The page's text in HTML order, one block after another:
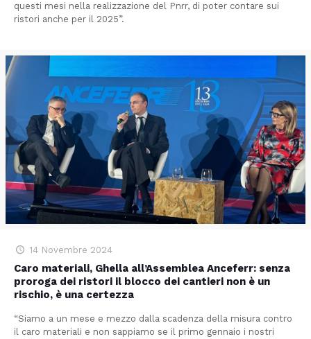
questi mesi nella realizzazione del Pnrr, di poter contare sui
ristori anche per il 2025”.
14 Novembre 2024
Caro materiali, Ghella all’Assemblea Anceferr: senza
proroga dei ristori il blocco dei cantieri non è un
rischio, è una certezza
“Siamo a un mese e mezzo dalla scadenza della misura contro
il caro materiali e non sappiamo se il primo gennaio i nostri